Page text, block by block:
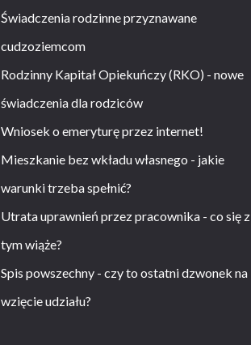
Świadczenia rodzinne przyznawane
cudzoziemcom
Rodzinny Kapitał Opiekuńczy (RKO) - nowe
świadczenia dla rodziców
Wniosek o emeryturę przez internet!
Mieszkanie bez wkładu własnego - jakie
warunki trzeba spełnić?
Utrata uprawnień przez pracownika - co się z
tym wiąże?
Spis powszechny - czy to ostatni dzwonek na
wzięcie udziału?